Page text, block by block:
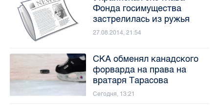
Фонда госимущества
застрелилась из ружья
27.08.2014, 21:54
СКА обменял канадского
форварда на права на
вратаря Тарасова
Сегодня, 13:21